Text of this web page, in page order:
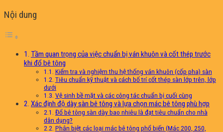
Nội dung
Tầm quan trọng của việc chuẩn bị ván khuôn và cốt thép trước
khi đổ bê tông
Kiểm tra và nghiệm thu hệ thống ván khuôn (cốp pha) sàn
Tiêu chuẩn kỹ thuật và cách bố trí cốt thép sàn lớp trên, lớp
dưới
Vệ sinh bề mặt và các công tác chuẩn bị cuối cùng
Xác định độ dày sàn bê tông và lựa chọn mác bê tông phù hợp
Đổ bê tông sàn dày bao nhiêu là đạt tiêu chuẩn cho nhà
dân dụng?
Phân biệt các loại mác bê tông phổ biến (Mác 200, 250,